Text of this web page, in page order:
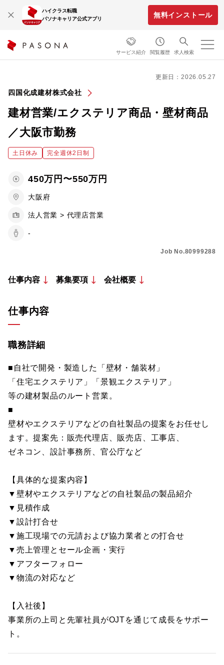
ハイクラス転職
パソナキャリア公式アプリ
無料インストール
サービス紹介 閲覧履歴 求人検索
更新日：2026.05.27
四国化成建材株式会社
建材営業/エクステリア商品・壁材商品
／大阪市勤務
土日休み 完全週休2日制
450万円〜550万円
大阪府
法人営業 > 代理店営業
-
Job No.80999288
仕事内容 募集要項 会社概要
仕事内容
職務詳細
■自社で開発・製造した「壁材・舗装材」
「住宅エクステリア」「景観エクステリア」
等の建材製品のルート営業。
■
壁材やエクステリアなどの自社製品の提案をお任せし
ます。提案先：販売代理店、販売店、工事店、
ゼネコン、設計事務所、官公庁など
【具体的な提案内容】
▼壁材やエクステリアなどの自社製品の製品紹介
▼見積作成
▼設計打合せ
▼施工現場での元請および協力業者との打合せ
▼売上管理とセール企画・実行
▼アフターフォロー
▼物流の対応など
【入社後】
事業所の上司と先輩社員がOJTを通じて成長をサポー
ト。